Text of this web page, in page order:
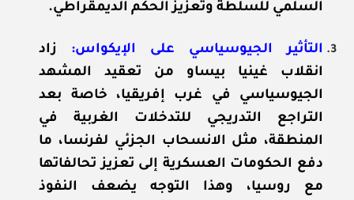
السلمي للسلطة وتعزيز الحكم الديمقراطي.
التأثير الجيوسياسي على الإيكواس: زاد
انقلاب غينيا بيساو من تعقيد المشهد
الجيوسياسي في غرب إفريقيا، خاصة بعد
التراجع التدريجي للتدخلات الغربية في
المنطقة، مثل الانسحاب الجزئي لفرنسا، ما
دفع الحكومات العسكرية إلى تعزيز تحالفاتها
مع روسيا، وهذا التوجه يضعف النفوذ